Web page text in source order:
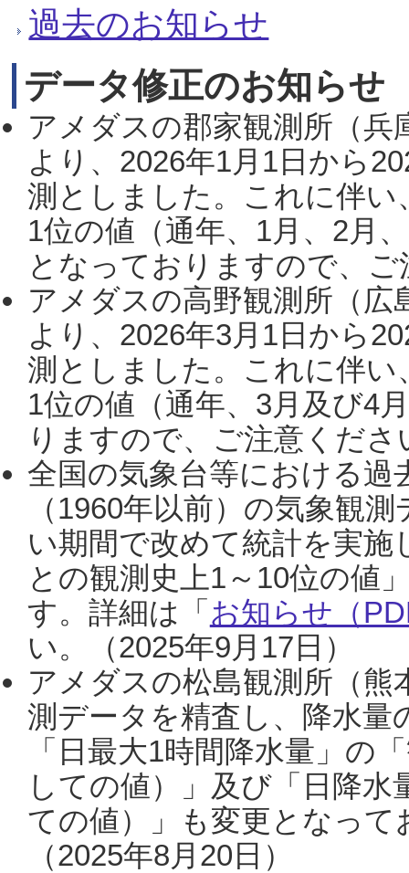
過去のお知らせ
データ修正のお知らせ
アメダスの郡家観測所（
より、2026年1月1日から
測としました。これに伴い
1位の値（通年、1月、2月
となっておりますので、
アメダスの高野観測所（
より、2026年3月1日から
測としました。これに伴い
1位の値（通年、3月及び4
りますので、ご注意くだ
全国の気象台等における過
（1960年以前）の気象観
い期間で改めて統計を実
との観測史上1～10位の値
す。詳細は「 お知らせ（
い。（2025年9月17日）
アメダスの松島観測所（熊
測データを精査し、降水
「日最大1時間降水量」の
しての値）」及び「日降
ての値）」も変更となっ
（2025年8月20日）